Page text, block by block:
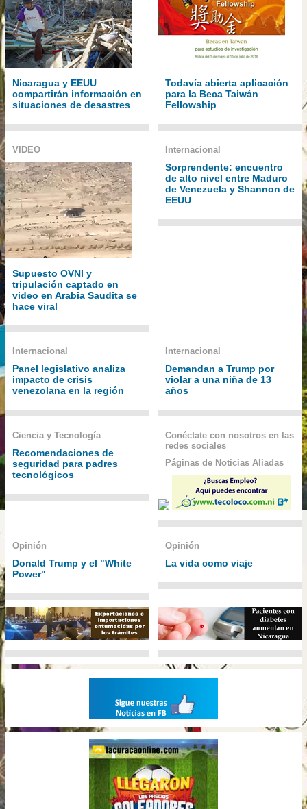
Nicaragua y EEUU
compartirán información en
situaciones de desastres
Todavía abierta aplicación
para la Beca Taiwán
Fellowship
VIDEO
Supuesto OVNI y
tripulación captado en
video en Arabia Saudita se
hace viral
Internacional
Sorprendente: encuentro
de alto nivel entre Maduro
de Venezuela y Shannon de
EEUU
Internacional
Panel legislativo analiza
impacto de crisis
venezolana en la región
Internacional
Demandan a Trump por
violar a una niña de 13
años
Ciencia y Tecnología
Recomendaciones de
seguridad para padres
tecnológicos
Conéctate con nosotros en las
redes sociales
Páginas de Noticias Aliadas
Opinión
Donald Trump y el "White
Power"
Opinión
La vida como viaje